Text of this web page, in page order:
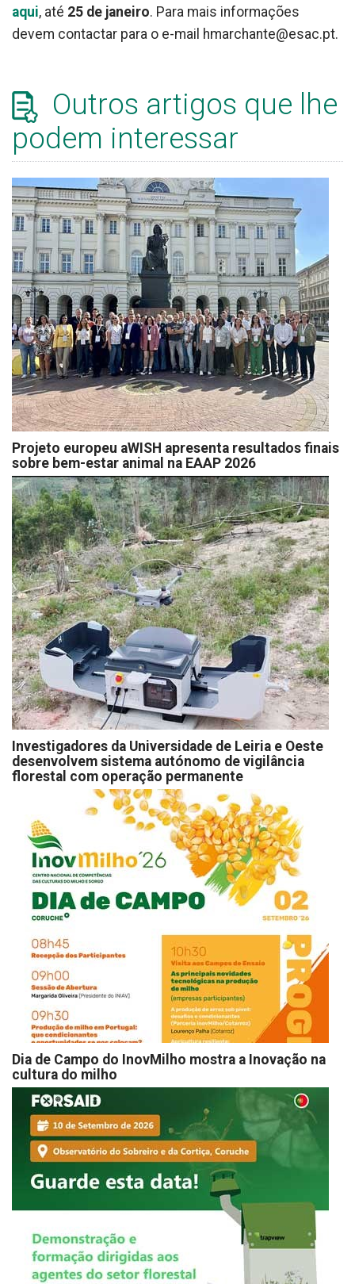
aqui, até 25 de janeiro. Para mais informações
devem contactar para o e-mail hmarchante@esac.pt.
Outros artigos que lhe
podem interessar
Projeto europeu aWISH apresenta resultados finais
sobre bem-estar animal na EAAP 2026
Investigadores da Universidade de Leiria e Oeste
desenvolvem sistema autónomo de vigilância
florestal com operação permanente
Dia de Campo do InovMilho mostra a Inovação na
cultura do milho